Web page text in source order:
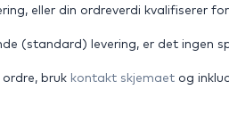
eller din ordreverdi kvalifiserer
(standard) levering, er det ingen
bruk kontakt skjemaet og